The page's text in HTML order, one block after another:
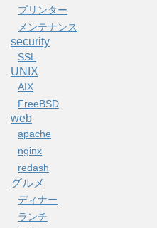
プリンター
メンテナンス
security
SSL
UNIX
AIX
FreeBSD
web
apache
nginx
redash
グルメ
ディナー
ランチ